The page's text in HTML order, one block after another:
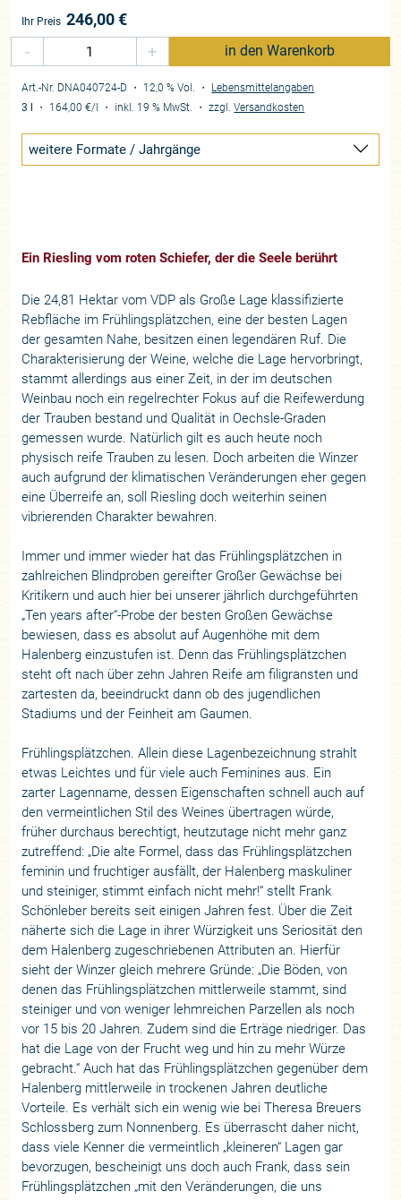
Ihr Preis 246,00€
-
+ in den Warenkorb
Art.-Nr. DNA040724-D ・ 12,0 % Vol. ・ Lebensmittelangaben
3 l
・ 164,00 €/l ・ inkl. 19 % MwSt. ・zzgl.Versandkosten
weitere Formate / Jahrgänge
Ein Riesling vom roten Schiefer, der die Seele berührt
Die 24,81 Hektar vom VDP als Große Lage klassifizierte
Rebfläche im Frühlingsplätzchen, eine der besten Lagen
der gesamten Nahe, besitzen einen legendären Ruf. Die
Charakterisierung der Weine, welche die Lage hervorbringt,
stammt allerdings aus einer Zeit, in der im deutschen
Weinbau noch ein regelrechter Fokus auf die Reifewerdung
der Trauben bestand und Qualität in Oechsle-Graden
gemessen wurde. Natürlich gilt es auch heute noch
physisch reife Trauben zu lesen. Doch arbeiten die Winzer
auch aufgrund der klimatischen Veränderungen eher gegen
eine Überreife an, soll Riesling doch weiterhin seinen
vibrierenden Charakter bewahren.
Immer und immer wieder hat das Frühlingsplätzchen in
zahlreichen Blindproben gereifter Großer Gewächse bei
Kritikern und auch hier bei unserer jährlich durchgeführten
„Ten years after“-Probe der besten Großen Gewächse
bewiesen, dass es absolut auf Augenhöhe mit dem
Halenberg einzustufen ist. Denn das Frühlingsplätzchen
steht oft nach über zehn Jahren Reife am filigransten und
zartesten da, beeindruckt dann ob des jugendlichen
Stadiums und der Feinheit am Gaumen.
Frühlingsplätzchen. Allein diese Lagenbezeichnung strahlt
etwas Leichtes und für viele auch Feminines aus. Ein
zarter Lagenname, dessen Eigenschaften schnell auch auf
den vermeintlichen Stil des Weines übertragen würde,
früher durchaus berechtigt, heutzutage nicht mehr ganz
zutreffend: „Die alte Formel, dass das Frühlingsplätzchen
feminin und fruchtiger ausfällt, der Halenberg maskuliner
und steiniger, stimmt einfach nicht mehr!“ stellt Frank
Schönleber bereits seit einigen Jahren fest. Über die Zeit
näherte sich die Lage in ihrer Würzigkeit uns Seriosität den
dem Halenberg zugeschriebenen Attributen an. Hierfür
sieht der Winzer gleich mehrere Gründe: „Die Böden, von
denen das Frühlingsplätzchen mittlerweile stammt, sind
steiniger und von weniger lehmreichen Parzellen als noch
vor 15 bis 20 Jahren. Zudem sind die Erträge niedriger. Das
hat die Lage von der Frucht weg und hin zu mehr Würze
gebracht.“ Auch hat das Frühlingsplätzchen gegenüber dem
Halenberg mittlerweile in trockenen Jahren deutliche
Vorteile. Es verhält sich ein wenig wie bei Theresa Breuers
Schlossberg zum Nonnenberg. Es überrascht daher nicht,
dass viele Kenner die vermeintlich „kleineren“ Lagen gar
bevorzugen, bescheinigt uns doch auch Frank, dass sein
Frühlingsplätzchen „mit den Veränderungen, die uns